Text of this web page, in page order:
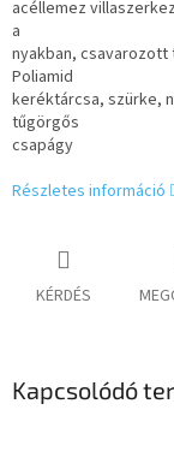
acéllemez
a
nyakban,
Poliamid
keréktárcsa, szürke,
tűgörgős
csapágy
Részletes információ
KÉRDÉS
Kapcsolódó